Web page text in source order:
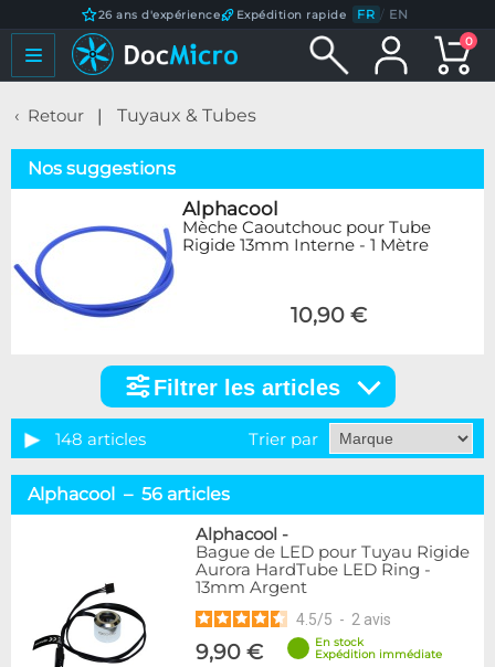
26 ans d'expérience Expédition rapide FR / EN
0
Retour Tuyaux & Tubes
Nos suggestions
Alphacool
Mèche Caoutchouc pour Tube
Rigide 13mm Interne - 1 Mètre
10,90 €
articles
Catégorie
Tuyaux souples
37
Accessoires pour tuyaux
59
Marque
Alphacool
56
DocMicro
27
Filtrer les articles
148 articles Trier par
Alphacool – 56 articles
Alphacool -
Bague de LED pour Tuyau Rigide
Aurora HardTube LED Ring -
13mm Argent
4.5/5 - 2 avis
9,90 €
En stock
Expédition immédiate